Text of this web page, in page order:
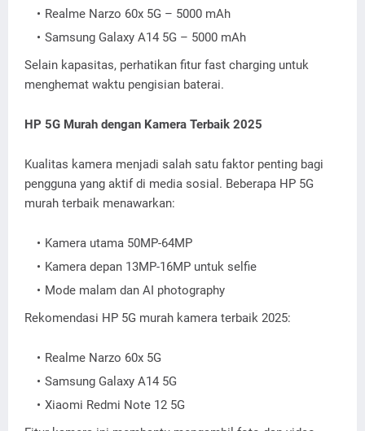
Realme Narzo 60x 5G – 5000 mAh
Samsung Galaxy A14 5G – 5000 mAh
Selain kapasitas, perhatikan fitur fast charging untuk
menghemat waktu pengisian baterai.
HP 5G Murah dengan Kamera Terbaik 2025
Kualitas kamera menjadi salah satu faktor penting bagi
pengguna yang aktif di media sosial. Beberapa HP 5G
murah terbaik menawarkan:
Kamera utama 50MP-64MP
Kamera depan 13MP-16MP untuk selfie
Mode malam dan AI photography
Rekomendasi HP 5G murah kamera terbaik 2025:
Realme Narzo 60x 5G
Samsung Galaxy A14 5G
Xiaomi Redmi Note 12 5G